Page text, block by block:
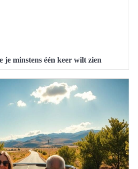
je minstens één keer wilt zien